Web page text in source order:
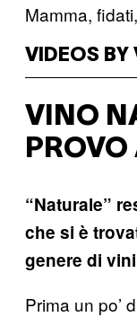
Mamma,
VIDEOS BY
VINO
PROVO
“Naturale”
che si è
genere di vini
Prima un po’